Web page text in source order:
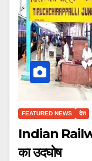
FEATURED NEWS देश
Indian
का उदघोष